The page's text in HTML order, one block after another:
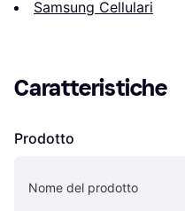
Samsung Cellulari
Caratteristiche
Prodotto
Nome del prodotto